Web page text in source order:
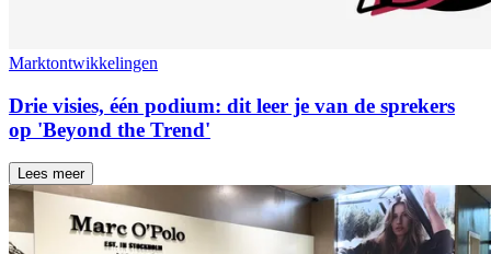
Marktontwikkelingen
Drie visies, één podium: dit leer je van de sprekers
op 'Beyond the Trend'
Lees meer